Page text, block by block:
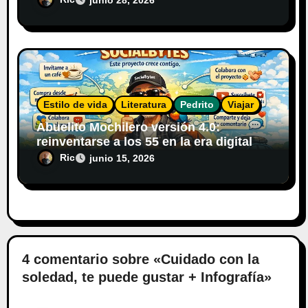
Estilo de vida Literatura Pedrito Viajar
Abuelito Mochilero versión 4.0:
reinventarse a los 55 en la era digital
Ric junio 15, 2026
4 comentario sobre «Cuidado con la
soledad, te puede gustar + Infografía»